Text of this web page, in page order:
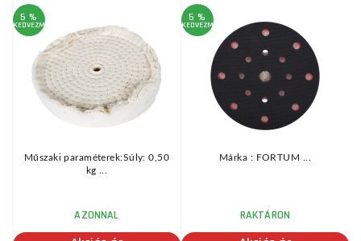
5 %
KEDVEZMÉNY
Műszaki paraméterek:Súly: 0,50
kg ...
AZONNAL
5 %
KEDVEZMÉNY
Márka : FORTUM ...
RAKTÁRON